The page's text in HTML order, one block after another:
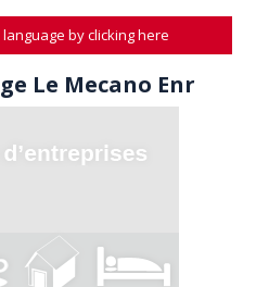
by clicking here
Le Mecano Enr